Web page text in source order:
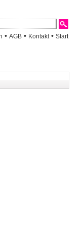
• AGB • Kontakt • Start